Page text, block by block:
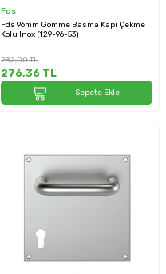
Fds
Fds 96mm Gömme Basma Kapı Çekme
Kolu Inox (129-96-53)
282,00TL
276,36 TL
Sepete Ekle